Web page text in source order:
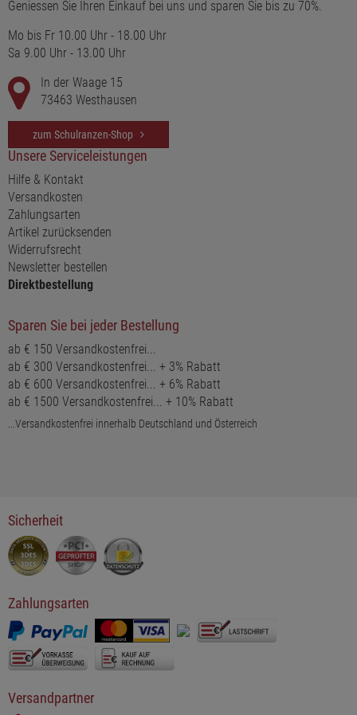
Geniessen Sie Ihren Einkauf bei uns und sparen Sie bis zu 70%.
Mo bis Fr 10.00 Uhr - 18.00 Uhr
Sa 9.00 Uhr - 13.00 Uhr
In der Waage 15
73463 Westhausen
zum Schulranzen-Shop
Unsere Serviceleistungen
Hilfe & Kontakt
Versandkosten
Zahlungsarten
Artikel zurücksenden
Widerrufsrecht
Newsletter bestellen
Direktbestellung
Sparen Sie bei jeder Bestellung
ab € 150 Versandkostenfrei...
ab € 300 Versandkostenfrei... + 3% Rabatt
ab € 600 Versandkostenfrei... + 6% Rabatt
ab € 1500 Versandkostenfrei... + 10% Rabatt
...Versandkostenfrei innerhalb Deutschland und Österreich
Sicherheit
Zahlungsarten
Versandpartner